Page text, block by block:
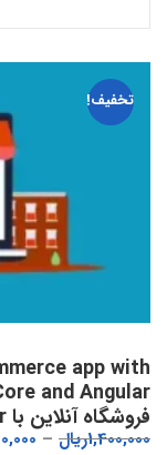
تخفیف!
app with
فروشگاه آنلاین با Angular و NET Core.
1,400,000ریال